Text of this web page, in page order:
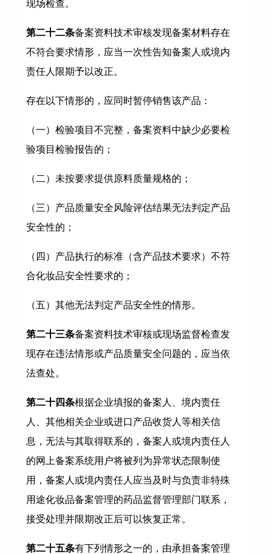
现场检查。
第二十二条备案资料技术审核发现备案材料存在
不符合要求情形，应当一次性告知备案人或境内
责任人限期予以改正。
存在以下情形的，应同时暂停销售该产品：
（一）检验项目不完整，备案资料中缺少必要检
验项目检验报告的；
（二）未按要求提供原料质量规格的；
（三）产品质量安全风险评估结果无法判定产品
安全性的；
（四）产品执行的标准（含产品技术要求）不符
合化妆品安全性要求的；
（五）其他无法判定产品安全性的情形。
第二十三条备案资料技术审核或现场监督检查发
现存在违法情形或产品质量安全问题的，应当依
法查处。
第二十四条根据企业填报的备案人、境内责任
人、其他相关企业或进口产品收货人等相关信
息，无法与其取得联系的，备案人或境内责任人
的网上备案系统用户将被列为异常状态限制使
用，备案人或境内责任人应当及时与负责非特殊
用途化妆品备案管理的药品监督管理部门联系，
接受处理并限期改正后可以恢复正常。
第二十五条有下列情形之一的，由承担备案管理